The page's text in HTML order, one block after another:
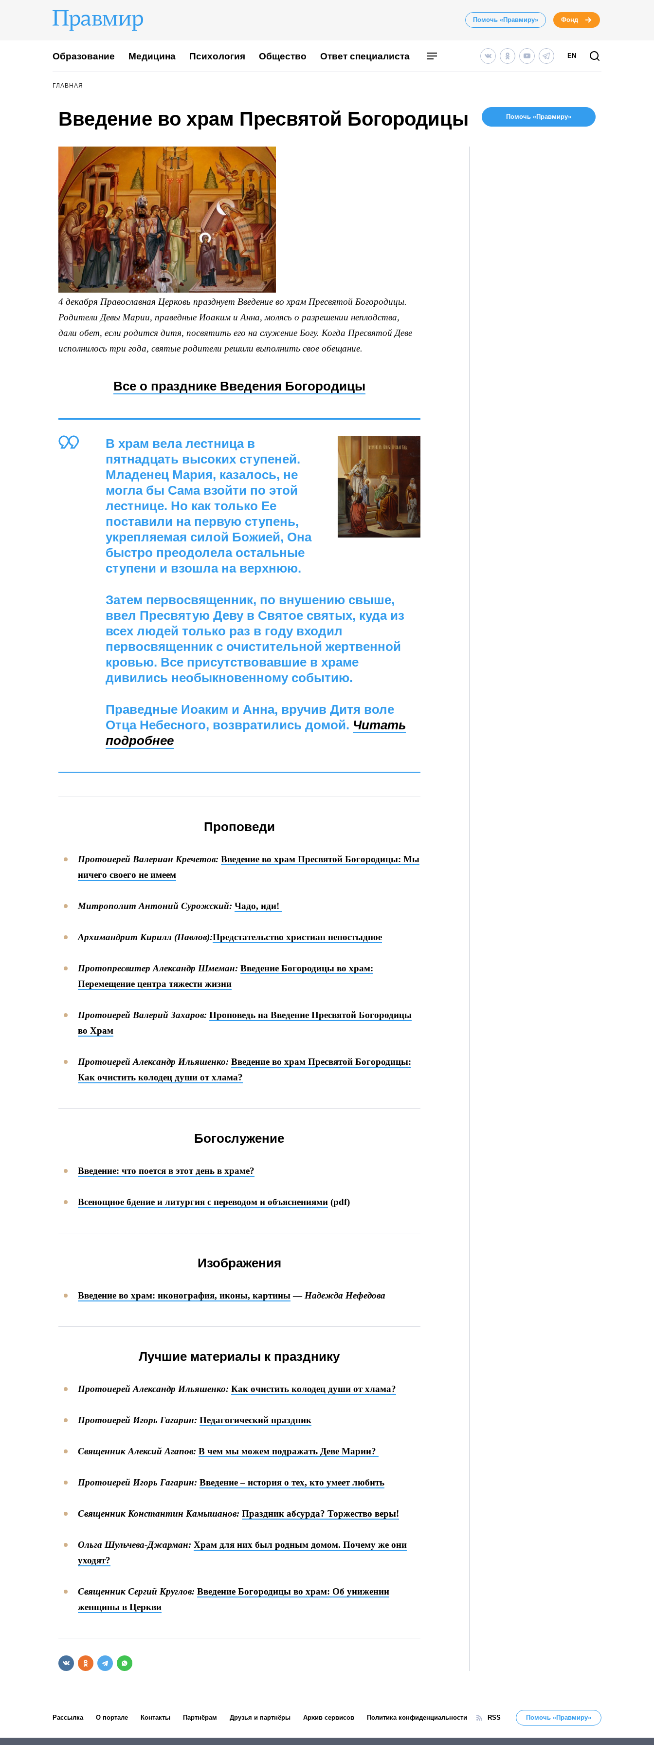
Помочь «Правмиру» Фонд
Образование Медицина Психология Общество Ответ специалиста EN
ГЛАВНАЯ
Введение во храм Пресвятой Богородицы
4 декабря Православная Церковь празднует Введение во храм Пресвятой Богородицы.
Родители Девы Марии, праведные Иоаким и Анна, молясь о разрешении неплодства,
дали обет, если родится дитя, посвятить его на служение Богу. Когда Пресвятой Деве
исполнилось три года, святые родители решили выполнить свое обещание.
Все о празднике Введения Богородицы
В храм вела лестница в
пятнадцать высоких ступеней.
Младенец Мария, казалось, не
могла бы Сама взойти по этой
лестнице. Но как только Ее
поставили на первую ступень,
укрепляемая силой Божией, Она
быстро преодолела остальные
ступени и взошла на верхнюю.
Затем первосвященник, по внушению свыше,
ввел Пресвятую Деву в Святое святых, куда из
всех людей только раз в году входил
первосвященник с очистительной жертвенной
кровью. Все присутствовавшие в храме
дивились необыкновенному событию.
Праведные Иоаким и Анна, вручив Дитя воле
Отца Небесного, возвратились домой. Читать
подробнее
Проповеди
Протоиерей Валериан Кречетов: Введение во храм Пресвятой Богородицы: Мы
ничего своего не имеем
Митрополит Антоний Сурожский: Чадо, иди!
Архимандрит Кирилл (Павлов):Предстательство христиан непостыдное
Протопресвитер Александр Шмеман: Введение Богородицы во храм:
Перемещение центра тяжести жизни
Протоиерей Валерий Захаров: Проповедь на Введение Пресвятой Богородицы
во Храм
Протоиерей Александр Ильяшенко: Введение во храм Пресвятой Богородицы:
Как очистить колодец души от хлама?
Богослужение
Введение: что поется в этот день в храме?
Всенощное бдение и литургия с переводом и объяснениями (pdf)
Изображения
Введение во храм: иконография, иконы, картины— Надежда Нефедова
Лучшие материалы к празднику
Протоиерей Александр Ильяшенко: Как очистить колодец души от хлама?
Протоиерей Игорь Гагарин: Педагогический праздник
Священник Алексий Агапов: В чем мы можем подражать Деве Марии?
Протоиерей Игорь Гагарин: Введение – история о тех, кто умеет любить
Священник Константин Камышанов: Праздник абсурда? Торжество веры!
Ольга Шульчева-Джарман: Храм для них был родным домом. Почему же они
уходят?
Священник Сергий Круглов: Введение Богородицы во храм: Об унижении
женщины в Церкви
Помочь «Правмиру»
Рассылка О портале Контакты Партнёрам Друзья и партнёры Архив сервисов Политика конфиденциальности RSS Помочь «Правмиру»